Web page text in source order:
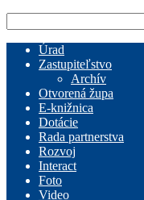
Úrad
Zastupiteľstvo
Archív
Otvorená župa
E-knižnica
Dotácie
Rada partnerstva
Rozvoj
Interact
Foto
Video